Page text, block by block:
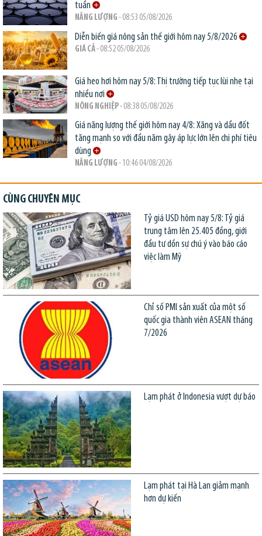
tuần
NĂNG LƯỢNG - 08:53 05/08/2026
Diễn biến giá nông sản thế giới hôm nay 5/8/2026
GIÁ CẢ- 08:52 05/08/2026
Giá heo hơi hôm nay 5/8: Thị trường tiếp tục lùi nhẹ tại
nhiều nơi
NÔNG NGHIỆP- 08:38 05/08/2026
Giá năng lượng thế giới hôm nay 4/8: Xăng và dầu đốt
tăng mạnh so với đầu năm gây áp lực lớn lên chi phí tiêu
dùng
NĂNG LƯỢNG - 10:46 04/08/2026
CÙNG CHUYÊN MỤC
Tỷ giá USD hôm nay 5/8: Tỷ giá
trung tâm lên 25.405 đồng, giới
đầu tư dồn sự chú ý vào báo cáo
việc làm Mỹ
Chỉ số PMI sản xuất của một số
quốc gia thành viên ASEAN tháng
7/2026
Lạm phát ở Indonesia vượt dự báo
Lạm phát tại Hà Lan giảm mạnh
hơn dự kiến